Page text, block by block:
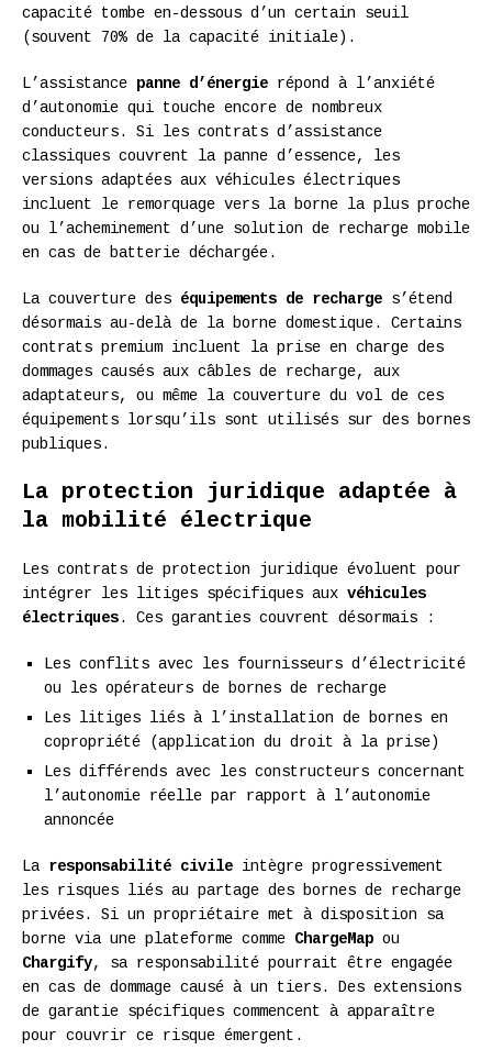
capacité tombe en-dessous d’un certain seuil
(souvent 70% de la capacité initiale).
L’assistance panne d’énergie répond à l’anxiété
d’autonomie qui touche encore de nombreux
conducteurs. Si les contrats d’assistance
classiques couvrent la panne d’essence, les
versions adaptées aux véhicules électriques
incluent le remorquage vers la borne la plus proche
ou l’acheminement d’une solution de recharge mobile
en cas de batterie déchargée.
La couverture des équipements de recharge s’étend
désormais au-delà de la borne domestique. Certains
contrats premium incluent la prise en charge des
dommages causés aux câbles de recharge, aux
adaptateurs, ou même la couverture du vol de ces
équipements lorsqu’ils sont utilisés sur des bornes
publiques.
La protection juridique adaptée à
la mobilité électrique
Les contrats de protection juridique évoluent pour
intégrer les litiges spécifiques aux véhicules
électriques. Ces garanties couvrent désormais :
Les conflits avec les fournisseurs d’électricité
ou les opérateurs de bornes de recharge
Les litiges liés à l’installation de bornes en
copropriété (application du droit à la prise)
Les différends avec les constructeurs concernant
l’autonomie réelle par rapport à l’autonomie
annoncée
La responsabilité civile intègre progressivement
les risques liés au partage des bornes de recharge
privées. Si un propriétaire met à disposition sa
borne via une plateforme comme ChargeMap ou
Chargify, sa responsabilité pourrait être engagée
en cas de dommage causé à un tiers. Des extensions
de garantie spécifiques commencent à apparaître
pour couvrir ce risque émergent.